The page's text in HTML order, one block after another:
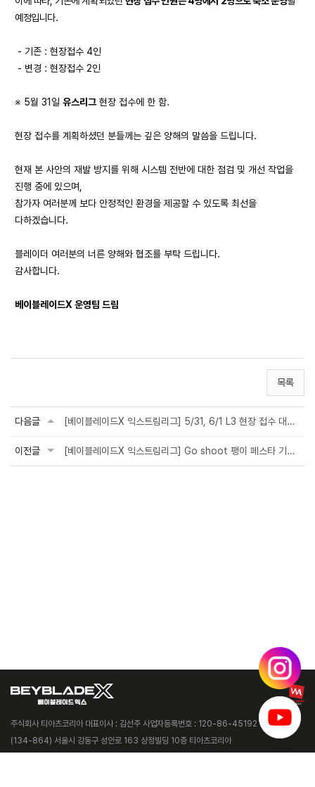
예정입니다.
- 기존 : 현장접수 4인
- 변경 : 현장접수 2인
※ 5월 31일 유스리그 현장 접수에 한 함.
현장 접수를 계획하셨던 분들께는 깊은 양해의 말씀을 드립니다.
현재 본 사안의 재발 방지를 위해 시스템 전반에 대한 점검 및 개선 작업을
진행 중에 있으며,
참가자 여러분께 보다 안정적인 환경을 제공할 수 있도록 최선을
다하겠습니다.
블레이더 여러분의 너른 양해와 협조를 부탁 드립니다.
감사합니다.
베이블레이드X 운영팀 드림
목록
다음글 [베이블레이드X 익스트림리그] 5/31, 6/1 L3 현장 접수 대기 장소 관련
이전글 [베이블레이드X 익스트림리그] Go shoot 팽이 페스타 기념 L3 대회 공지
주식회사 티아츠코리아 대표이사 : 김선주 사업자등록번호 : 120-86-45192
(134-864) 서울시 강동구 성안로 163 상정빌딩 10층 티아츠코리아